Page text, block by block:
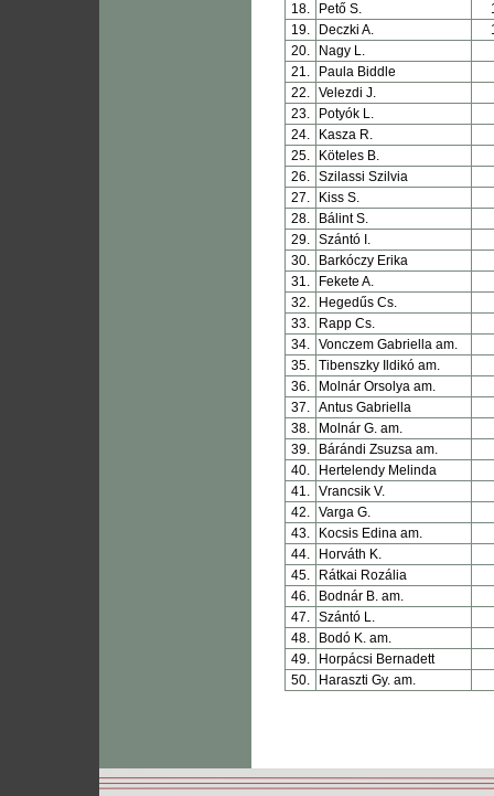
18.
Pető S.
19.
Deczki A.
20.
Nagy L.
21.
Paula Biddle
22. Velezdi J.
23.
Potyók L.
24.
Kasza R.
25.
Köteles B.
26. Szilassi Szilvia
27.
Kiss S.
28.
Bálint S.
29. Szántó I.
30.
Barkóczy Erika
31.
Fekete A.
32.
Hegedűs Cs.
33.
Rapp Cs.
34. Vonczem Gabriella am.
35. Tibenszky Ildikó am.
36.
Molnár Orsolya am.
37. Antus Gabriella
38.
Molnár G. am.
39.
Bárándi Zsuzsa am.
40.
Hertelendy Melinda
41. Vrancsik V.
42. Varga G.
43.
Kocsis Edina am.
44.
Horváth K.
45.
Rátkai Rozália
46.
Bodnár B. am.
47. Szántó L.
48.
Bodó K. am.
49.
Horpácsi Bernadett
50.
Haraszti Gy. am.